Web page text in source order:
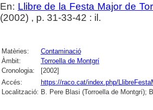
En: Llibre de la Festa Major de
(2002) , p. 31-33-42 : il.
Matèries:
Contaminació
Àmbit:
Torroella de Montgrí
Cronologia:
[2002]
Accés:
https://raco.cat/index.php/
Localització: B. Pere Blasi (Torroella de Montgrí);